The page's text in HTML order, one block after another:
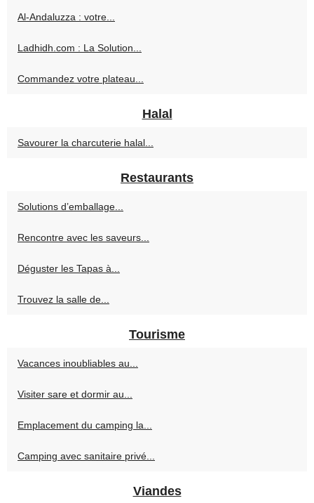
Al-Andaluzza : votre...
Ladhidh.com : La Solution...
Commandez votre plateau...
Halal
Savourer la charcuterie halal...
Restaurants
Solutions d’emballage...
Rencontre avec les saveurs...
Déguster les Tapas à...
Trouvez la salle de...
Tourisme
Vacances inoubliables au...
Visiter sare et dormir au...
Emplacement du camping la...
Camping avec sanitaire privé...
Viandes